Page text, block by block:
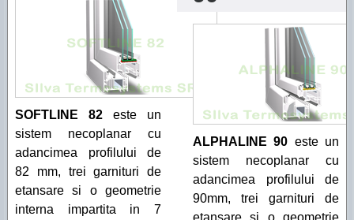
SOFTLINE 82 este un
sistem necoplanar cu
adancimea profilului de
82 mm, trei garnituri de
etansare si o geometrie
interna impartita in 7
ALPHALINE 90 este un
sistem necoplanar cu
adancimea profilului de
90mm, trei garnituri de
etansare si o geometrie